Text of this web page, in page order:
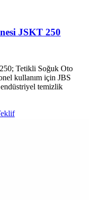
JSKT 250
Tetikli Soğuk Oto
kullanım için JBS
temizlik